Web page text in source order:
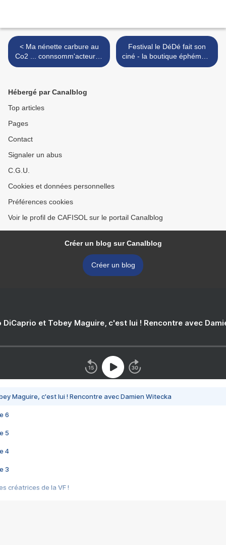
< Ma nénette carbure au
Co2 ... connsomm'acteur ...
réinventez votre quotidien !
Festival le DéDé fait son
ciné - la boutique éphémère
>
Hébergé par Canalblog
Top articles
Pages
Contact
Signaler un abus
C.G.U.
Cookies et données personnelles
Préférences cookies
Voir le profil de CAFISOL sur le portail Canalblog
Créer un blog sur Canalblog
Créer un blog
DiCaprio et Tobey Maguire, c'est lui ! Rencontre avec
Maguire, c'est lui ! Rencontre avec Damien Witecka
6
5
4
3
créatrices de la VF !